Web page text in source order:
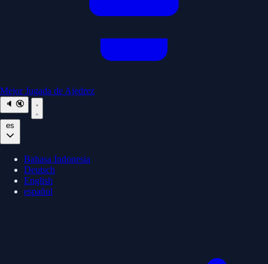
Mejor Jugada de Ajedrez
🔈 🔇
es
Bahasa Indonesia
Deutsch
English
español